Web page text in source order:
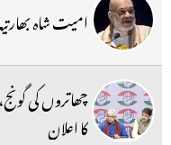
امیت شاہ بھارتیہ ودیا پار
چھاتروں کی
کا اعلان